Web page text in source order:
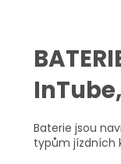
Baterie jsou
typům jízdních